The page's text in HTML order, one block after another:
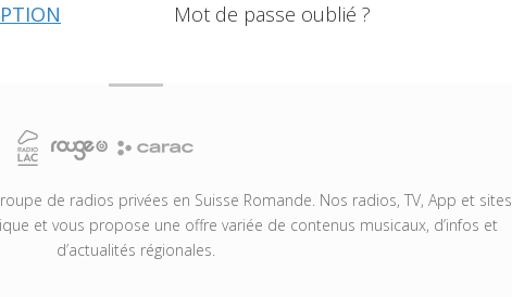
Mot de passe oublié ?
de radios privées en Suisse Romande. Nos radios, TV, App et sites
et vous propose une offre variée de contenus musicaux, d’infos et
d’actualités régionales.